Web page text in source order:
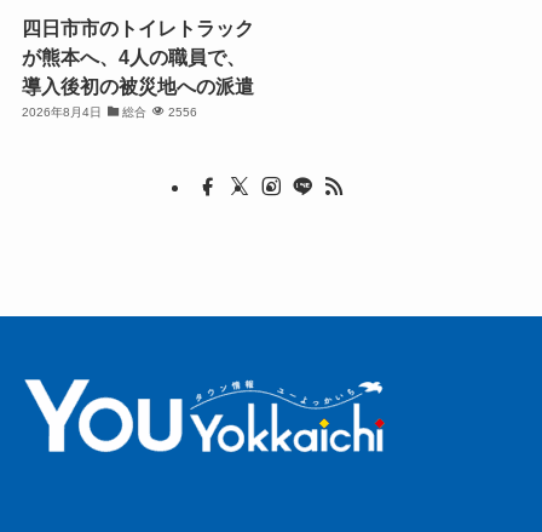
四日市市のトイレトラック
が熊本へ、4人の職員で、
導入後初の被災地への派遣
2026年8月4日 総合 2556